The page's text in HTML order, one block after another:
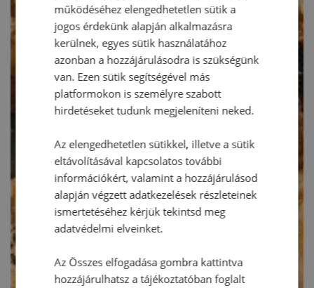
működéséhez elengedhetetlen sütik a
jogos érdekünk alapján alkalmazásra
kerülnek, egyes sütik használatához
azonban a hozzájárulásodra is szükségünk
van. Ezen sütik segítségével más
platformokon is személyre szabott
hirdetéseket tudunk megjeleníteni neked.
Az elengedhetetlen sütikkel, illetve a sütik
eltávolításával kapcsolatos további
információkért, valamint a hozzájárulásod
alapján végzett adatkezelések részleteinek
ismertetéséhez kérjük tekintsd meg
adatvédelmi elveinket.
Az Összes elfogadása gombra kattintva
hozzájárulhatsz a tájékoztatóban foglalt